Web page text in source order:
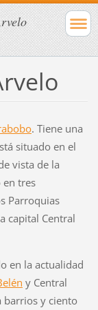
. Tiene una
situado en el
vista de la
tres
Parroquias
capital Central
en la actualidad
y Central
barrios y ciento